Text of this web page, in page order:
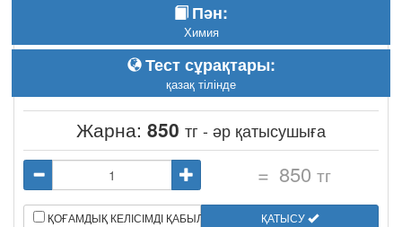
Пән:
Химия
Тест сұрақтары:
қазақ тілінде
Жарна: 850 тг - әр қатысушыға
= 850 тг
ҚОҒАМДЫҚ КЕЛІСІМДІ ҚАБЫЛДАЙМЫН ҚАТЫСУ